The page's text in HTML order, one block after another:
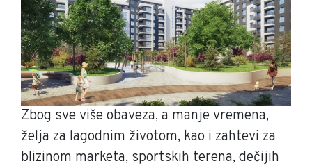
Zbog sve više obaveza, a manje vremena,
želja za lagodnim životom, kao i zahtevi za
blizinom marketa, sportskih terena, dečijih